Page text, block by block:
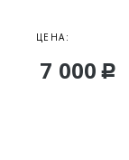
ЦЕНА:
7 000 Р